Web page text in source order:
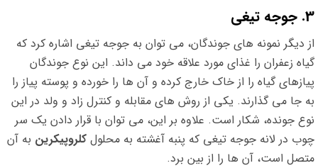
3. جوجه تیغی
از دیگر نمونه های جوندگان، می توان به جوجه تیغی اشاره کرد که
گیاه زعفران را غذای مورد علاقه خود می داند. این نوع جوندگان
پیازهای گیاه را از خاک خارج کرده و آن ها را خورده و پوسته پیاز را
به جا می گذارند. یکی از روش های مقابله و کنترل زاد و ولد در این
نوع جونده، شکار است. علاوه بر این، می توان با قرار دادن یک سر
چوب در لانه جوجه تیغی که پنبه آغشته به محلول کلروپیکرین به آن
متصل است، آن ها را از بین برد.